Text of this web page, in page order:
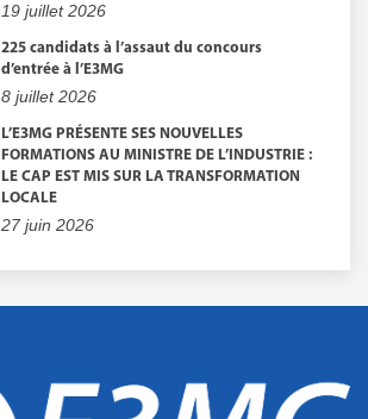
19 juillet 2026
225 candidats à l’assaut du concours
d’entrée à l’E3MG
8 juillet 2026
L’E3MG PRÉSENTE SES NOUVELLES
FORMATIONS AU MINISTRE DE L’INDUSTRIE :
LE CAP EST MIS SUR LA TRANSFORMATION
LOCALE
27 juin 2026